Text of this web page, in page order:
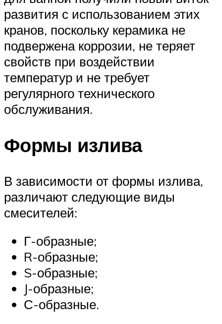
развития с использованием этих
кранов, поскольку керамика не
подвержена коррозии, не теряет
свойств при воздействии
температур и не требует
регулярного технического
обслуживания.
Формы излива
В зависимости от формы излива,
различают следующие виды
смесителей:
Г-образные;
R-образные;
S-образные;
J-образные;
С-образные.